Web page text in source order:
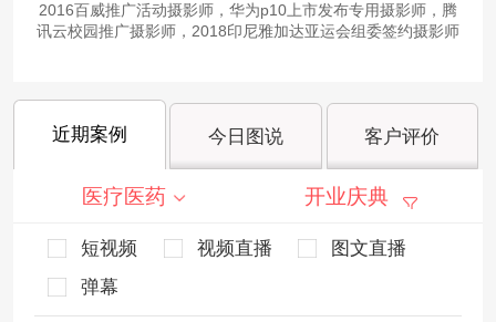
2016百威推广活动摄影师，华为p10上市发布专用摄影师，腾
讯云校园推广摄影师，2018印尼雅加达亚运会组委签约摄影师
近期案例 今日图说 客户评价
医疗医药 开业庆典
短视频 视频直播
图文直播
弹幕